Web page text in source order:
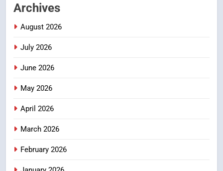
Archives
August 2026
July 2026
June 2026
May 2026
April 2026
March 2026
February 2026